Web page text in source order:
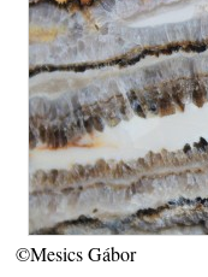
©Mesics Gábor